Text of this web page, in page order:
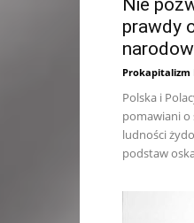
Nie
prawdy
Prokapitalizm
Polska i
pomawiani o
ludności
podstaw